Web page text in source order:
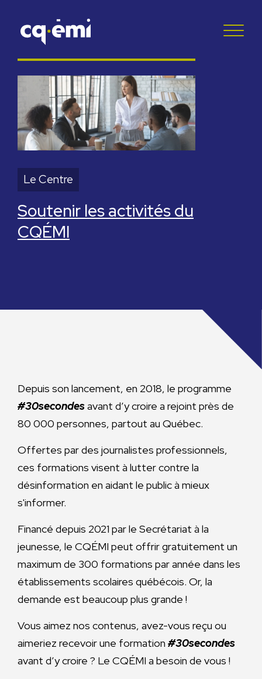
Le Centre
Soutenir les activités du
CQÉMI
Depuis son lancement, en 2018, le programme
#30secondesavant d’y croire a rejoint près de
80 000 personnes, partout au Québec.
Offertes par des journalistes professionnels,
ces formations visent à lutter contre la
désinformation en aidant le public à mieux
s'informer.
Financé depuis 2021 par le Secrétariat à la
jeunesse, le CQÉMI peut offrir gratuitement un
maximum de 300 formations par année dans les
établissements scolaires québécois. Or, la
demande est beaucoup plus grande !
Vous aimez nos contenus, avez-vous reçu ou
aimeriez recevoir une formation #30secondes
avant d’y croire ? Le CQÉMI a besoin de vous !